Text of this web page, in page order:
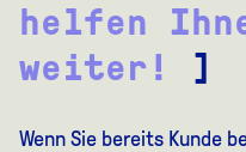
helfen
weiter!
]
Wenn Sie bereits Kunde